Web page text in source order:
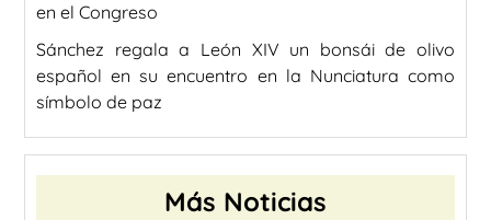
en el Congreso
Sánchez regala a León XIV un bonsái de olivo
español en su encuentro en la Nunciatura como
símbolo de paz
Más Noticias